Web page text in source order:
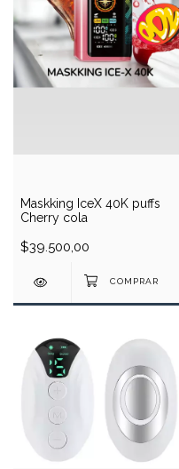
Maskking IceX 40K puffs
Cherry cola
$39.500,00